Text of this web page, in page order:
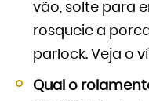
vão, solte para
rosqueie a
parlock. Veja o
Qual o